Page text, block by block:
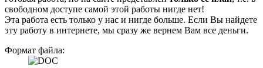
свободном доступе самой этой работы нигде нет!
Эта работа есть только у нас и нигде больше. Если Вы найдете
эту работу в интернете, мы сразу же вернем Вам все деньги.
Формат файла: